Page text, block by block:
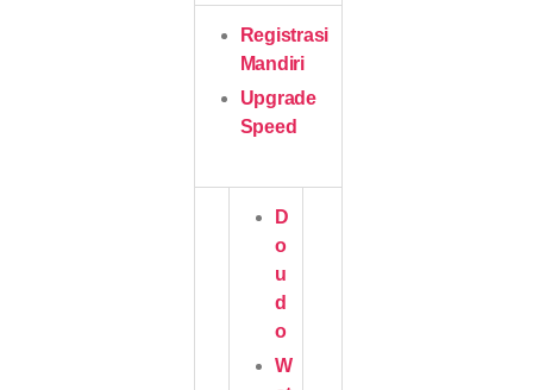
Registrasi
Mandiri
Upgrade
Speed
D
o
u
d
o
W